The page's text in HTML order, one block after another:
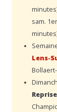
sam.
Lens-